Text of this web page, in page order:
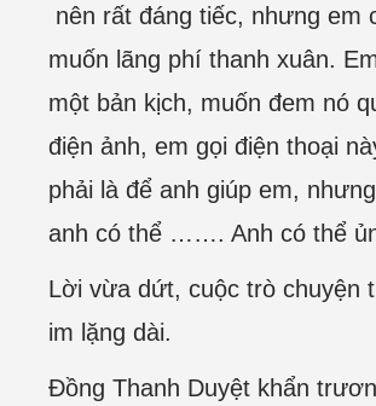
nên rất đáng tiếc, nhưng em
muốn lãng phí thanh xuân.
một bản kịch, muốn đem nó
điện ảnh, em gọi điện thoại
phải là để anh giúp em,
anh có thể ……. Anh có thể
Lời vừa dứt, cuộc trò chuyện
im lặng dài.
Đồng Thanh Duyệt khẩn